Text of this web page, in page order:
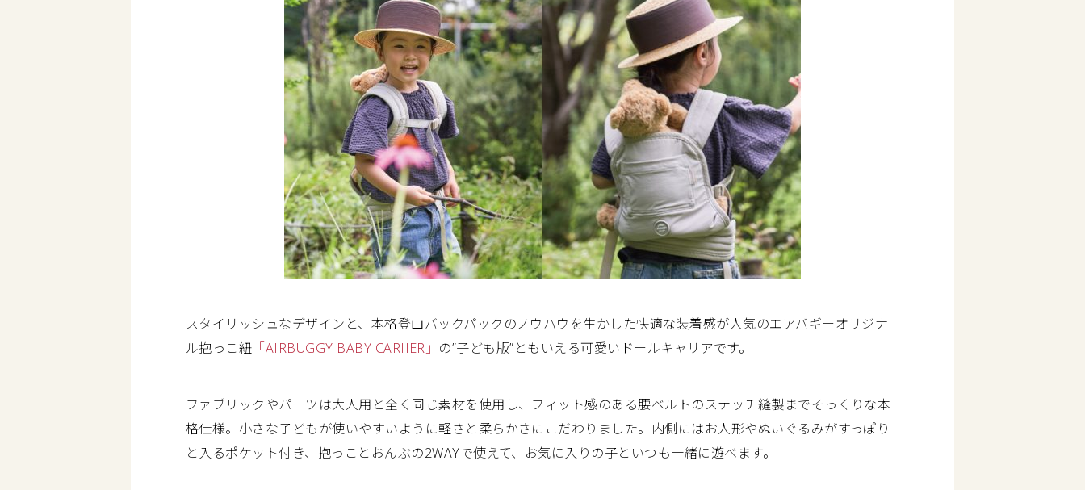
スタイリッシュなデザインと、本格登山バックパックのノウハウを生かした快適な装着感が人気のエアバギーオリジナ
ル抱っこ紐 「AIRBUGGY BABY CARIIER」 の”子ども版”ともいえる可愛いドールキャリアです。
ファブリックやパーツは大人用と全く同じ素材を使用し、フィット感のある腰ベルトのステッチ縫製までそっくりな本
格仕様。小さな子どもが使いやすいように軽さと柔らかさにこだわりました。内側にはお人形やぬいぐるみがすっぽり
と入るポケット付き、抱っことおんぶの2WAYで使えて、お気に入りの子といつも一緒に遊べます。